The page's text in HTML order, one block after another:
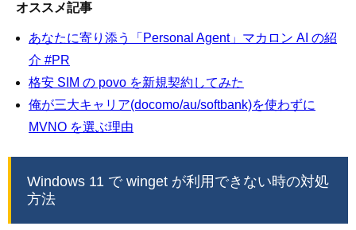
オススメ記事
あなたに寄り添う「Personal Agent」マカロン AI の紹
介 #PR
格安 SIM の povo を新規契約してみた
俺が三大キャリア(docomo/au/softbank)を使わずに
MVNO を選ぶ理由
Windows 11 で winget が利用できない時の対処
方法